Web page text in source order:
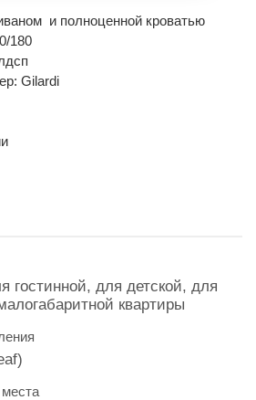
и полноценной кроватью
180
Gilardi
гостинной, для детской, для
квартиры